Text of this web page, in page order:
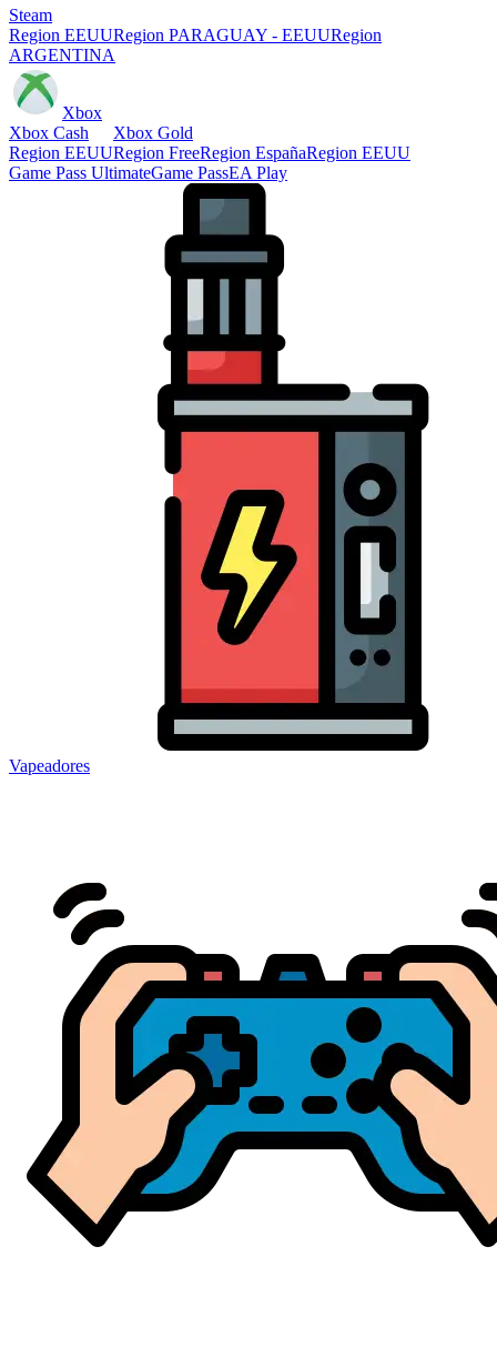
Steam
Region EEUURegion PARAGUAY - EEUURegion
ARGENTINA
Xbox
Xbox Cash
Region EEUU
Xbox Gold
Region FreeRegion EspañaRegion EEUU
Game Pass UltimateGame PassEA Play
Vapeadores